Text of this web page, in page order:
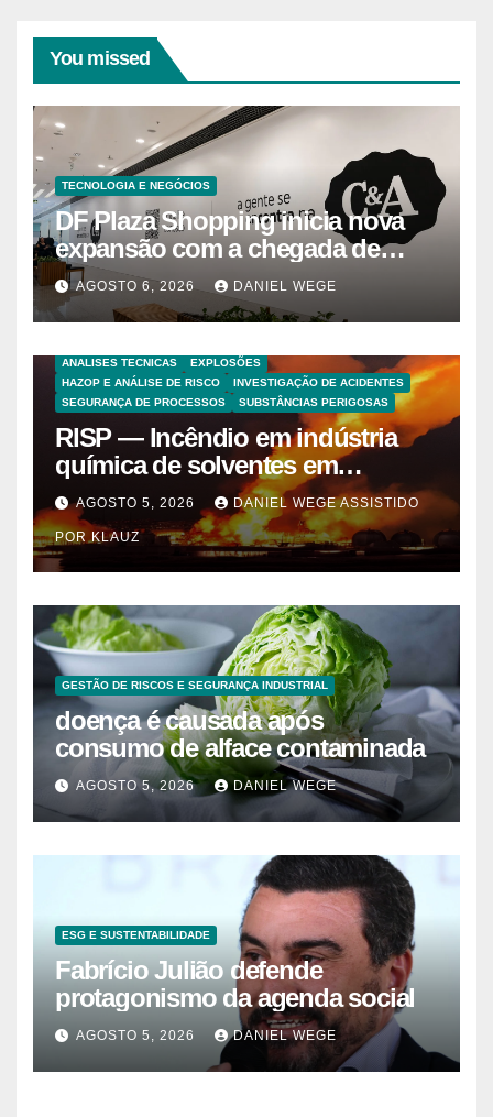
You missed
TECNOLOGIA E NEGÓCIOS
DF Plaza Shopping inicia nova
expansão com a chegada de
grandes marcas e inauguração
de espaço infantil – Dicas da
Capital
AGOSTO 6, 2026 DANIEL WEGE
ANALISES TECNICAS
EXPLOSÕES
HAZOP E ANÁLISE DE RISCO
INVESTIGAÇÃO DE ACIDENTES
SEGURANÇA DE PROCESSOS
SUBSTÂNCIAS PERIGOSAS
RISP — Incêndio em indústria
química de solventes em
Itaquaquecetuba/SP
(UNIQUIMA/Quema)
AGOSTO 5, 2026 DANIEL WEGE ASSISTIDO
POR KLAUZ
GESTÃO DE RISCOS E SEGURANÇA INDUSTRIAL
doença é causada após
consumo de alface contaminada
AGOSTO 5, 2026 DANIEL WEGE
ESG E SUSTENTABILIDADE
Fabrício Julião defende
protagonismo da agenda social
AGOSTO 5, 2026 DANIEL WEGE